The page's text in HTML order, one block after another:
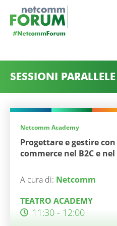
SESSIONI PARALLELE
Netcomm Academy
Progettare e gestire con
commerce nel B2C e nel
A cura di: Netcomm
TEATRO ACADEMY
11:30 - 12:00